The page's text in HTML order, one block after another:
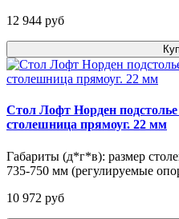
12 944 pуб
Стол Лофт Норден
столешница прямоуг. 22 мм
Габариты (д*г*в): размер
735-750 мм (регулируемые
10 972 pуб